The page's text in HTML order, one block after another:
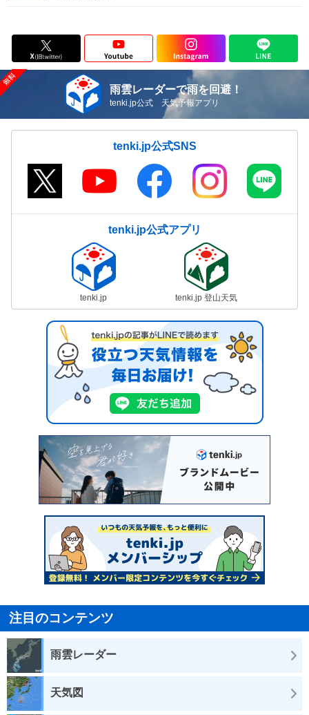
雨雲レーダーで雨を回避！
tenki.jp公式 天気予報アプリ
tenki.jp公式SNS
tenki.jp公式アプリ
tenki.jp tenki.jp 登山天気
注目のコンテンツ
雨雲レーダー
天気図